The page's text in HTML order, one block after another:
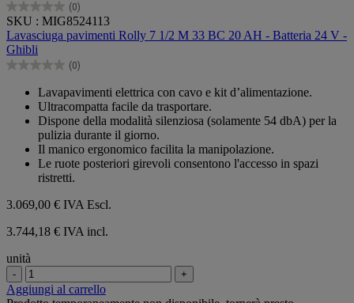
(0)
0.0
su
5
stelle.
SKU : MIG8524113
Lavasciuga pavimenti Rolly 7 1/2 M 33 BC 20 AH - Batteria 24 V -
Ghibli
(0)
0.0
Lavapavimenti elettrica con cavo e kit d’alimentazione.
Ultracompatta facile da trasportare.
Dispone della modalità silenziosa (solamente 54 dbA) per la
pulizia durante il giorno.
Il manico ergonomico facilita la manipolazione.
Le ruote posteriori girevoli consentono l'accesso in spazi
ristretti.
3.069,00 € IVA Escl.
3.744,18 € IVA incl.
unità
- +
Aggiungi al carrello